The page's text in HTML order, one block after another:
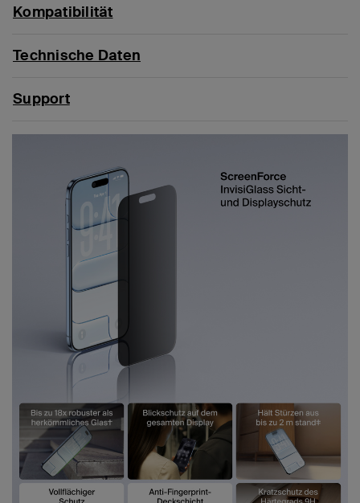
Kompatibilität
Technische Daten
Support